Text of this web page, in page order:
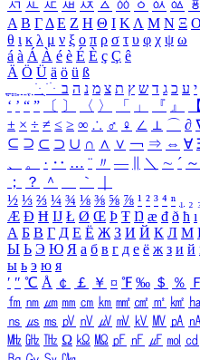
ㅺ ㅻ ㅼ ㅽ ㅾ ㅿ ㆀ ㆁ ㆂ ㆃ ㆄ
Α Β ΓΔ Ε Ζ Η Θ Ι ΚΛ Μ Ν Ξ Ο
θ ι κ λ μ ν ξ ο π ρ σ τ υ φ χ ψ ω
á à Á À é è É È ç Ç ê
Ä Ö Ü ä ö ü ß
ִֶֹ ֻּ ׁׂ י ע כ ג ד ש ץ ת צ מ נ ה ב
‘ ’ “ ” 〔 〕 〈 〉 「 」 『 』 【
± × ÷ ≠ ≤ ≥ ∞ ∴ ♂ ♀ ∠ ⊥ ⌒ ∂
⊆ ⊇ ⊂ ⊃ ∪ ∩ ∧ ∨ ￢ ⇒ ⇔ ∀
、
。 · ‥ … ¨ 〃 ― ＼ ∼ ´ ～
；
？ ＾ ｀
½ ⅓ ⅔ ¼ ¾ ⅛ ⅜ ⅝ ⅞ ¹ ² ³ ⁴ ⁿ ₁ ₂
Æ Ð Ħ Ĳ Ł Ø Œ Þ Ŧ Ŋ æ đ ð ħ ı
А Б В Г Д Е Ё Ж З И Й К Л М
Ы Ь Э Ю Я а б в г д е ё ж з и й
ы ь э ю я
′ ″ ℃ Å ￠ ￡ ￥ ¤ ℉ ‰ ＄ ％ Ｆ
㎙ ㎚ ㎛ ㎜ ㎝ ㎞ ㎟ ㎠ ㎡ ㎢ ㏊
㎱ ㎲ ㎳ ㎴ ㎵ ㎶ ㎷ ㎸ ㎹ ㎀ ㎁
㎒ ㎓ ㎔ Ω ㏀ ㏁ ㎊ ㎋ ㎌ ㏖ ㏅